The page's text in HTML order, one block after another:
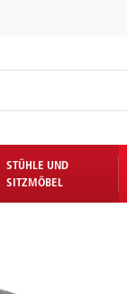
STÜHLE UND
SITZMÖBEL